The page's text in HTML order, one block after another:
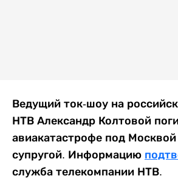
Ведущий ток-шоу на
НТВ Александр Колтовой
авиакатастрофе под
супругой. Информацию
служба телекомпании НТВ.